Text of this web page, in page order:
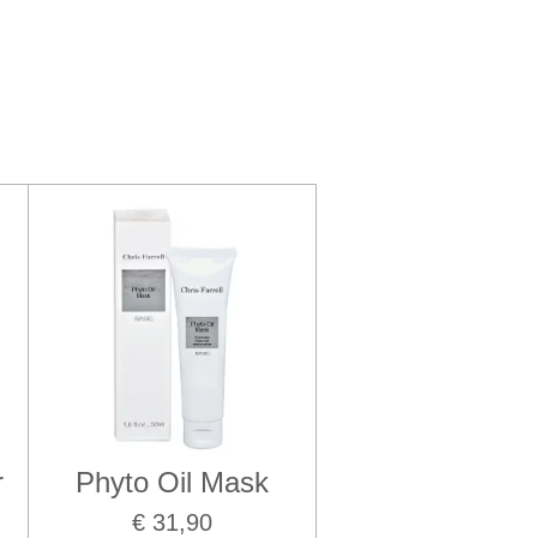
Phyto Oil Mask
€ 31,90